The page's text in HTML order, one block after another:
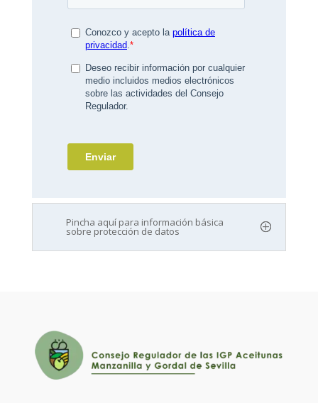
Pincha aquí para información básica
sobre protección de datos